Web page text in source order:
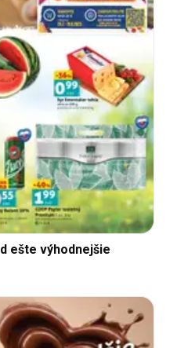
ešte výhodnejšie